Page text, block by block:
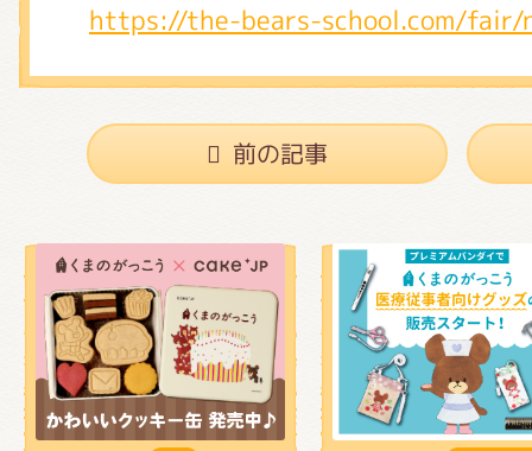
https://the-bears-school.com/fair/
前の記事